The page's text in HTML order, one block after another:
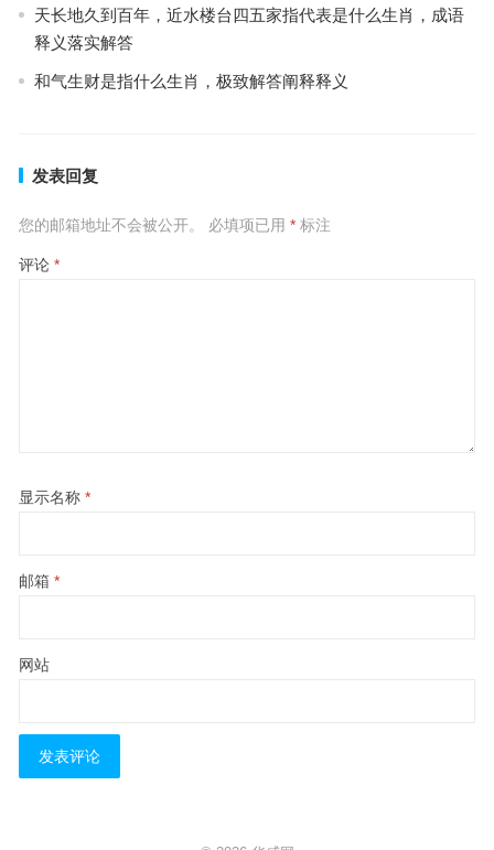
天长地久到百年，近水楼台四五家指代表是什么生肖，成语
释义落实解答
和气生财是指什么生肖，极致解答阐释释义
发表回复
您的邮箱地址不会被公开。 必填项已用 *标注
评论 *
显示名称 *
邮箱 *
网站